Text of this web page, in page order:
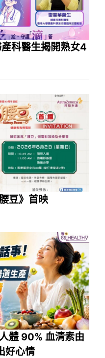
科醫生揭開熟女4
豆》首映
體 90% 血清素由
好心情